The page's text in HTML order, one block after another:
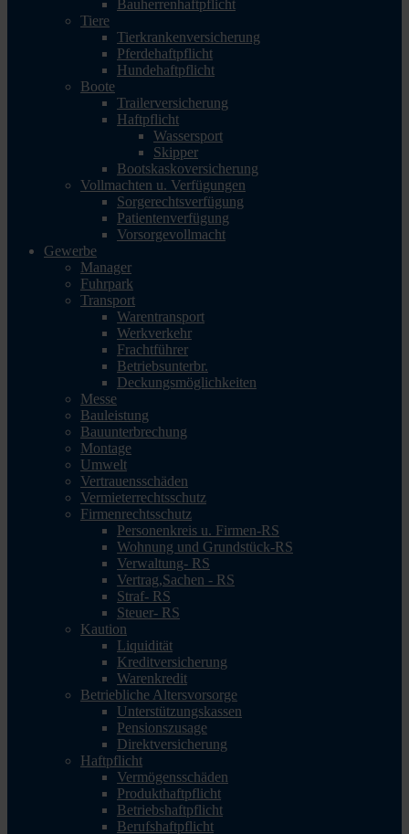
Bauherrenhaftpflicht
Tiere
Tierkrankenversicherung
Pferdehaftpflicht
Hundehaftpflicht
Boote
Trailerversicherung
Haftpflicht
Wassersport
Skipper
Bootskaskoversicherung
Vollmachten u. Verfügungen
Sorgerechtsverfügung
Patientenverfügung
Vorsorgevollmacht
Gewerbe
Manager
Fuhrpark
Transport
Warentransport
Werkverkehr
Frachtführer
Betriebsunterbr.
Deckungsmöglichkeiten
Messe
Bauleistung
Bauunterbrechung
Montage
Umwelt
Vertrauensschäden
Vermieterrechtsschutz
Firmenrechtsschutz
Personenkreis u. Firmen-RS
Wohnung und Grundstück-RS
Verwaltung- RS
Vertrag,Sachen - RS
Straf- RS
Steuer- RS
Kaution
Liquidität
Kreditversicherung
Warenkredit
Betriebliche Altersvorsorge
Unterstützungskassen
Pensionszusage
Direktversicherung
Haftpflicht
Vermögensschäden
Produkthaftpflicht
Betriebshaftpflicht
Berufshaftpflicht